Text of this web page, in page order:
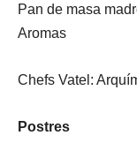
Pan de masa
Aromas
Chefs Vatel:
Postres